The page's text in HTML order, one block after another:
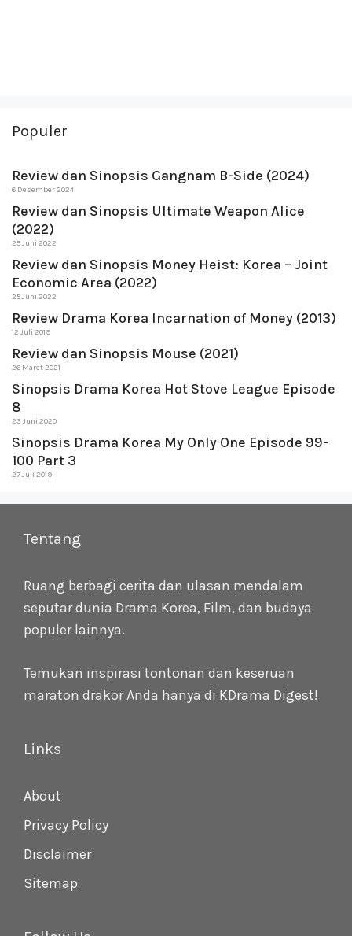
Populer
Review dan Sinopsis Gangnam B-Side (2024)
6 Desember 2024
Review dan Sinopsis Ultimate Weapon Alice
(2022)
25 Juni 2022
Review dan Sinopsis Money Heist: Korea – Joint
Economic Area (2022)
25 Juni 2022
Review Drama Korea Incarnation of Money (2013)
12 Juli 2019
Review dan Sinopsis Mouse (2021)
26 Maret 2021
Sinopsis Drama Korea Hot Stove League Episode
8
23 Juni 2020
Sinopsis Drama Korea My Only One Episode 99-
100 Part 3
27 Juli 2019
Tentang
Ruang berbagi cerita dan ulasan mendalam
seputar dunia Drama Korea, Film, dan budaya
populer lainnya.
Temukan inspirasi tontonan dan keseruan
maraton drakor Anda hanya di KDrama Digest!
Links
About
Privacy Policy
Disclaimer
Sitemap